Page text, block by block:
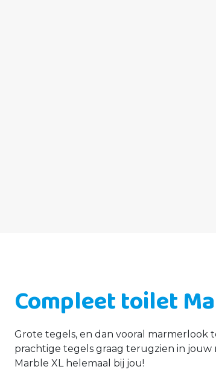
Compleet toilet
Grote tegels, en dan vooral marmerlook
prachtige tegels graag terugzien in
Marble XL helemaal bij jou!